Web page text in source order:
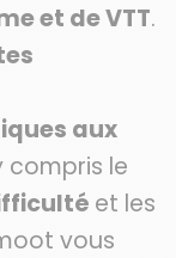
et de VTT.
aux
compris le
et les
vous